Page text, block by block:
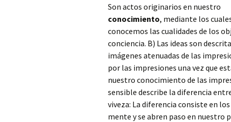
Son actos originarios en nuestro
conocimiento, mediante los
conocemos las cualidades de los
conciencia. B) Las ideas son
imágenes atenuadas de las
por las impresiones una vez que
nuestro conocimiento de las
sensible describe la diferencia
viveza: La diferencia consiste en
mente y se abren paso en nuestro